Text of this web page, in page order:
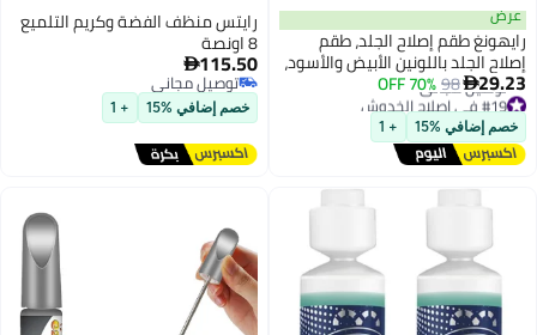
عرض
رايهونغ طقم إصلاح الجلد، طقم
إصلاح الجلد باللونين الأبيض والأسود،
للأثاث، طقم إصلاح الأريكة الجلدية
المقاومة للماء، مزيل البقع ومزيل
البقع للخدوش على الكرسي، جل
إصلاح الجلد متعدد الأغراض
29.23
98
70% OFF
#19 في إصلاح الخدوش
أقل سعر في السنة
توصيل مجاني
#19 في إصلاح الخدوش
خصم إضافي %15 + 1
رايتس منظف ​​الفضة وكريم التلميع
8 اونصة
115.50
توصيل مجاني
توصيل مجاني
خصم إضافي %15 + 1